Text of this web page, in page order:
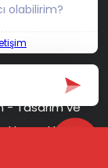
- Tasarım ve
saklıdır.
olabilirim?